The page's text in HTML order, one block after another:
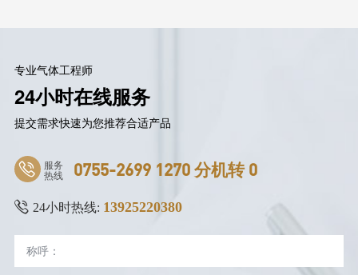
专业气体工程师
24小时在线服务
提交需求快速为您推荐合适产品
服务
热线 0755-2699 1270 分机转 0
24小时热线: 13925220380